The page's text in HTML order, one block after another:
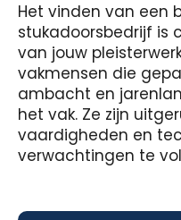
Het vinden van een
stukadoorsbedrijf is
van jouw
vakmensen die
ambacht en
het vak. Ze zijn
vaardigheden en
verwachtingen te